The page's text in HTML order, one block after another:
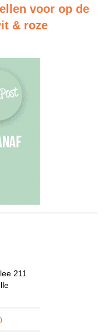
voor op de
& roze
211